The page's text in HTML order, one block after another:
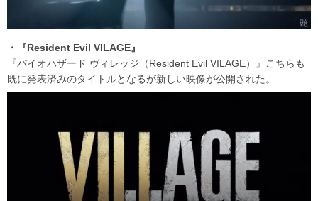
・『Resident Evil VILAGE』
『バイオハザード ヴィレッジ（Resident Evil VILAGE）』こちらも
既に発表済みのタイトルとなるが新しい映像が公開された。